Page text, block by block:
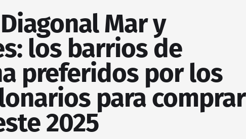
Mar y
los barrios de
preferidos por los
para comprar
2025